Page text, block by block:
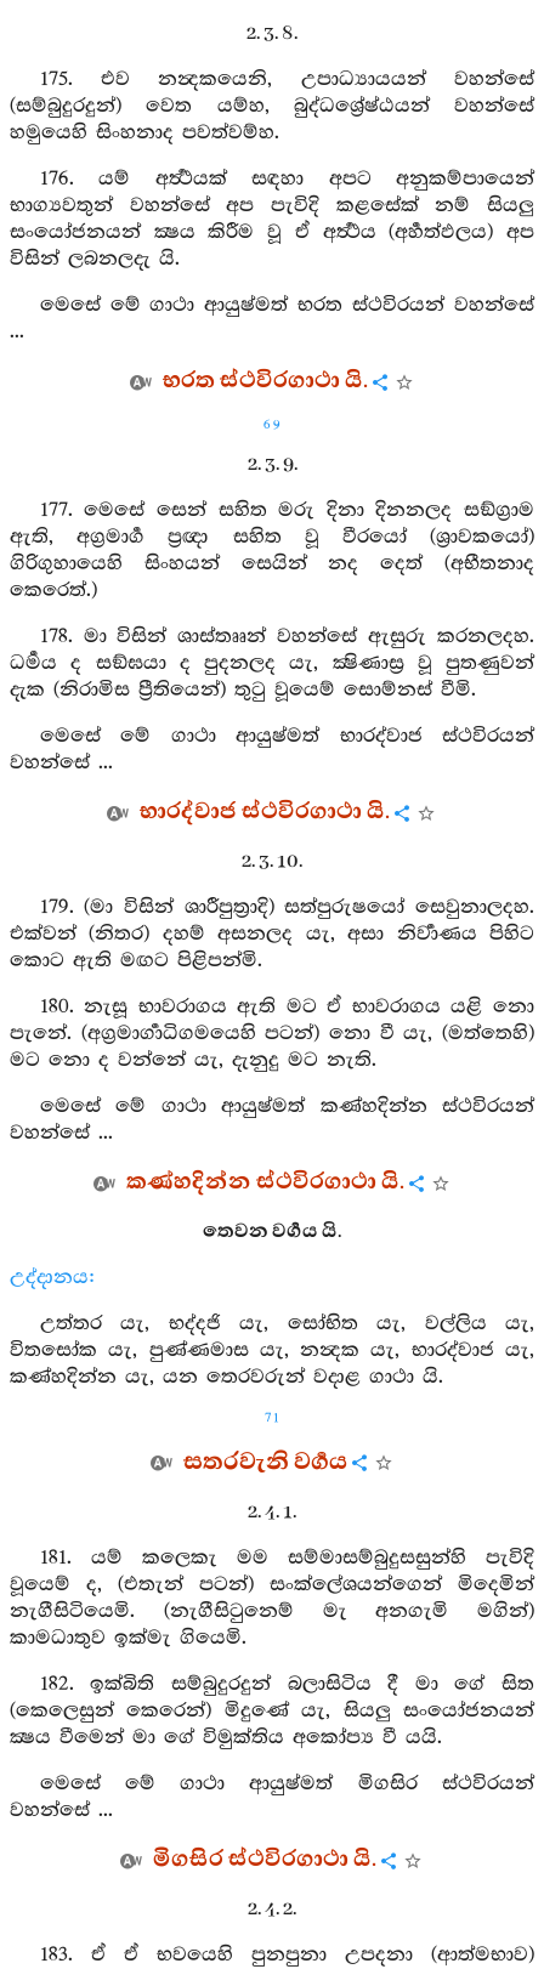
2. 3. 8.
175. එව නන්‍දකයෙනි, උපාධ්‍යායයන් වහන්සේ
(සම්බුදුරදුන්) වෙත යම්හ, බුද්ධශ්‍රේෂ්ඨයන් වහන්සේ
හමුයෙහි සිංහනාද පවත්වම්හ.
176. යම් අර්‍ත්‍ථයක් සඳහා අපට අනුකම්පායෙන්
භාග්‍යවතුන් වහන්සේ අප පැවිදි කළසේක් නම් සියලු
සංයෝජනයන් ක්‍ෂය කිරීම වූ ඒ අර්‍ත්‍ථය (අර්‍හත්ඵලය) අප
විසින් ලබනලදැ යි.
මෙසේ මේ ගාථා ආයුෂ්මත් භරත ස්ථවිරයන් වහන්සේ
...
භරත ස්ථවිරගාථා යි.
69
2. 3. 9.
177. මෙසේ සෙන් සහිත මරු දිනා දිනනලද සඞ්ග්‍රාම
ඇති, අග්‍රමාර්‍ග ප්‍රඥා සහිත වූ වීරයෝ (ශ්‍රාවකයෝ)
ගිරිගුහායෙහි සිංහයන් සෙයින් නද දෙත් (අභීතනාද
කෙරෙත්.)
178. මා විසින් ශාස්තෲන් වහන්සේ ඇසුරු කරනලදහ.
ධර්‍මය ද සඞ්ඝයා ද පුදනලද යැ, ක්‍ෂිණාස්‍ර වූ පුතණුවන්
දැක (නිරාමිස ප්‍රීතියෙන්) තුටු වූයෙම් සොම්නස් වීමි.
මෙසේ මේ ගාථා ආයුෂ්මත් භාරද්වාජ ස්ථවිරයන්
වහන්සේ ...
භාරද්වාජ ස්ථවිරගාථා යි.
2. 3. 10.
179. (මා විසින් ශාරීපුත්‍රාදි) සත්පුරුෂයෝ සෙවුනාලදහ.
එක්වන් (නිතර) දහම් අසනලද යැ, අසා නිර්‍වාණය පිහිට
කොට ඇති මඟට පිළිපන්මි.
180. නැසූ භාවරාගය ඇති මට ඒ භාවරාගය යළි නො
පැනේ. (අග්‍රමාර්‍ගාධිගමයෙහි පටන්) නො වී යැ, (මත්තෙහි)
මට නො ද වන්නේ යැ, දැනුදු මට නැති.
මෙසේ මේ ගාථා ආයුෂ්මත් කණ්හදින්න ස්ථවිරයන්
වහන්සේ ...
කණ්හදින්න ස්ථවිරගාථා යි.
තෙවන වර්‍ගය යි.
උද්දානය:
උත්තර යැ, භද්දජි යැ, සෝභිත යැ, වල්ලිය යැ,
විතසෝක යැ, පුණ්ණමාස යැ, නන්‍දක යැ, භාරද්වාජ යැ,
කණ්හදින්න යැ, යන තෙරවරුන් වදාළ ගාථා යි.
71
සතරවැනි වර්‍ගය
2. 4. 1.
181. යම් කලෙකැ මම සම්මාසම්බුදුසසුන්හි පැවිදි
වූයෙම් ද, (එතැන් පටන්) සංක්ලේශයන්ගෙන් මිදෙමින්
නැගීසිටියෙමි. (නැගීසිටුනෙම් මැ අනගැමි මගින්)
කාමධාතුව ඉක්මැ ගියෙමි.
182. ඉක්බිති සම්බුදුරදුන් බලාසිටිය දී මා ගේ සිත
(කෙලෙසුන් කෙරෙන්) මිදුණේ යැ, සියලු සංයෝජනයන්
ක්‍ෂය වීමෙන් මා ගේ විමුක්තිය අකෝප්‍ය වී යයි.
මෙසේ මේ ගාථා ආයුෂ්මත් මිගසිර ස්ථවිරයන්
වහන්සේ ...
මිගසිර ස්ථවිරගාථා යි.
2. 4. 2.
183. ඒ ඒ භවයෙහි පුනපුනා උපදනා (ආත්මභාව)